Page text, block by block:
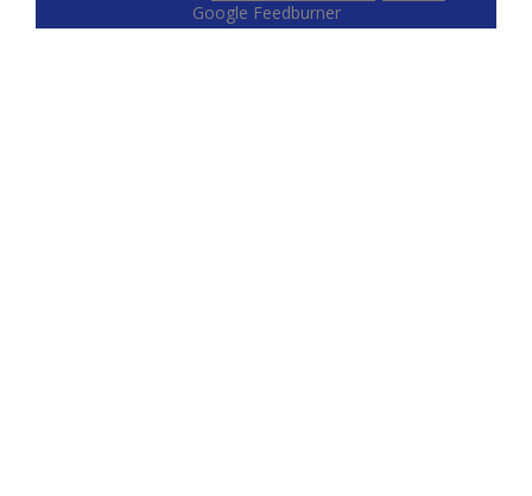
Google Feedburner